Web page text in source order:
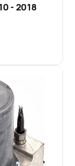
- 2018